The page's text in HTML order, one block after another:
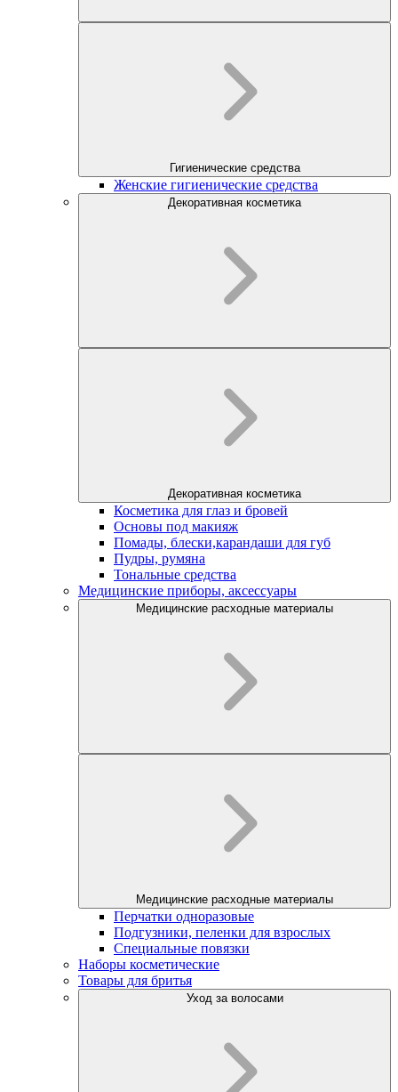
Гигиенические средства
Женские гигиенические средства
Декоративная косметика
Декоративная косметика
Косметика для глаз и бровей
Основы под макияж
Помады, блески,карандаши для губ
Пудры, румяна
Тональные средства
Медицинские приборы, аксессуары
Медицинские расходные материалы
Медицинские расходные материалы
Перчатки одноразовые
Подгузники, пеленки для взрослых
Специальные повязки
Наборы косметические
Товары для бритья
Уход за волосами